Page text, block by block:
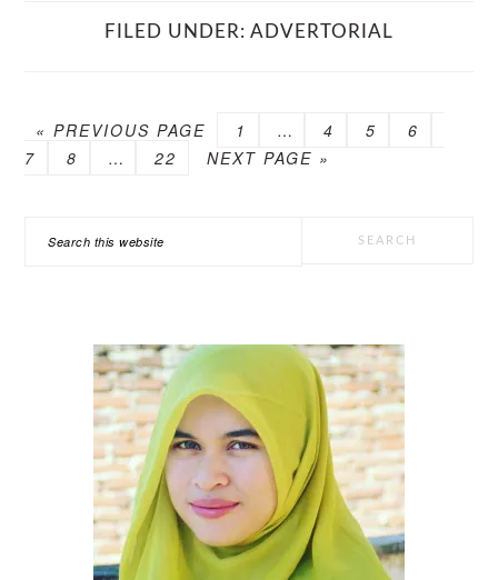
FILED UNDER: ADVERTORIAL
«GO
TO
PREVIOUS PAGE PAGE
1
Interim
pages
… PAGE
4 PAGE
5 PAGE
6
7
PAGE
8
Interim
… PAGE
22
GO
NEXT PAGE »
Search